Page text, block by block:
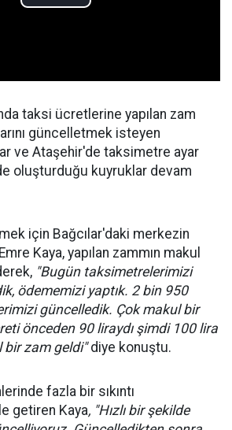
taksi ücretlerine yapılan zam
güncelletmek isteyen
ve Ataşehir'de taksimetre ayar
oluşturduğu kuyruklar devam
için Bağcılar'daki merkezin
Kaya, yapılan zammın makul
"Bugün taksimetrelerimizi
ödememizi yaptık. 2 bin 950
güncelledik. Çok makul bir
önceden 90 liraydı şimdi 100 lira
bir zam geldi"diye konuştu.
fazla bir sıkıntı
getiren Kaya, "Hızlı bir şekilde